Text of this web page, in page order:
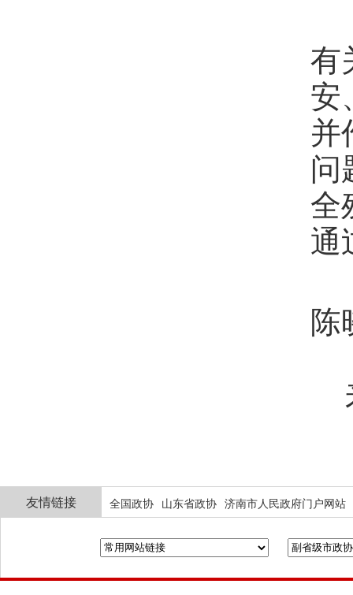
有
安
并
问
全
通
陈
友情链接 全国政协 山东省政协 济南市人民政府门户网站